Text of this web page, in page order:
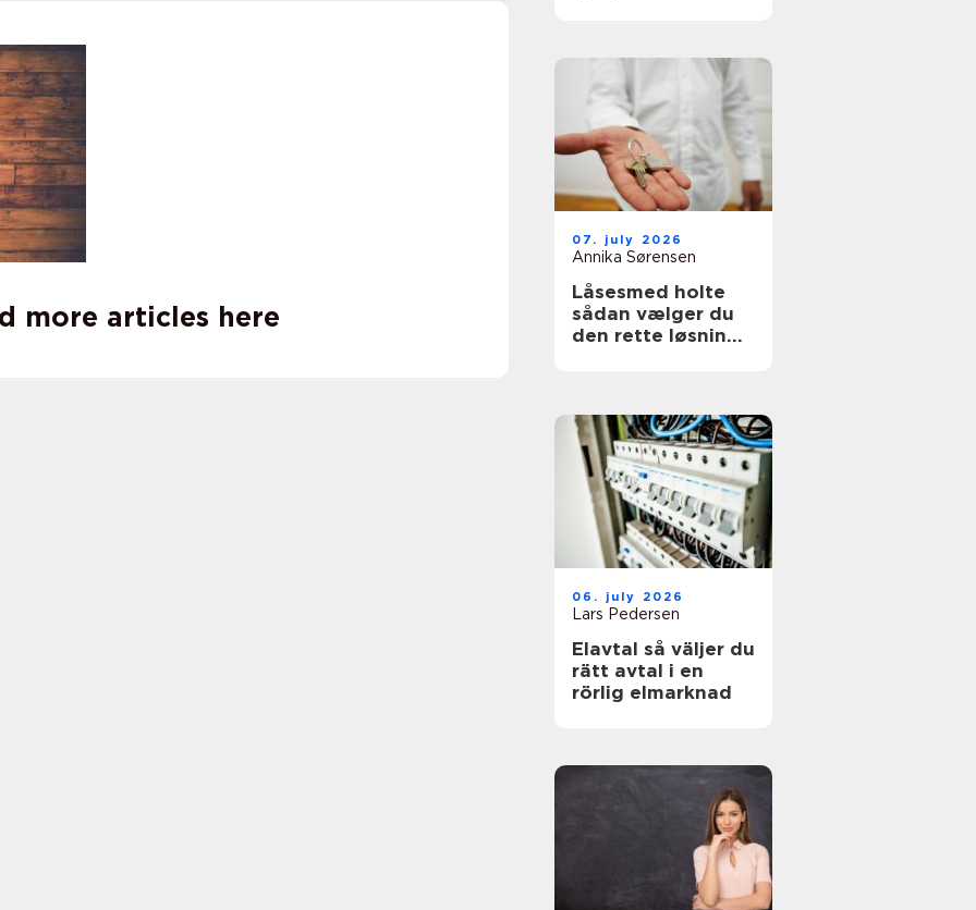
more articles here
07. july 2026
Annika Sørensen
Låsesmed holte
sådan vælger du
den rette løsning
06. july 2026
Lars Pedersen
Elavtal så väljer du
rätt avtal i en
rörlig elmarknad